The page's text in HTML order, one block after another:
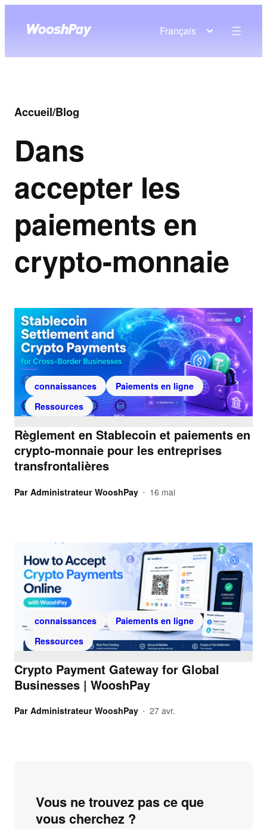
Français
Accueil/Blog
Dans
accepter les
paiements en
crypto-monnaie
connaissances
Paiements en ligne
Ressources
Règlement en Stablecoin et paiements en
crypto-monnaie pour les entreprises
transfrontalières
Par Administrateur WooshPay • 16 mai
connaissances
Paiements en ligne
Ressources
Crypto Payment Gateway for Global
Businesses | WooshPay
Par Administrateur WooshPay • 27 avr.
Vous ne trouvez pas ce que
vous cherchez ?